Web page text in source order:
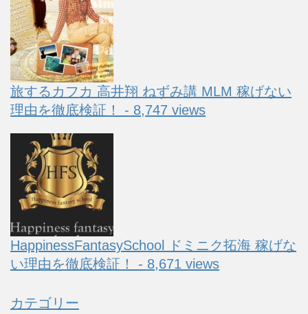
旅するカフカ 高井翔 ねずみ講 MLM 稼げない
理由を徹底検証！ - 8,747 views
HappinessFantasySchool ドミニク拓海 稼げな
い理由を徹底検証！ - 8,671 views
カテゴリー